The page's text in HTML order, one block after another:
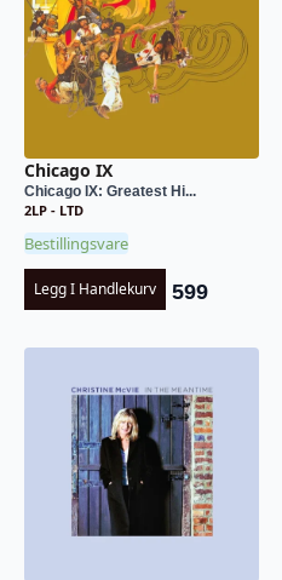
Chicago IX
Chicago IX: Greatest Hi...
2LP - LTD
Bestillingsvare
Legg I Handlekurv 599